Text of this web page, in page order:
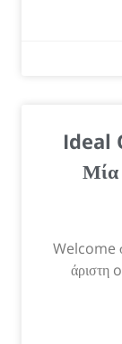
Ideal
Μία
Welcome
άριστη